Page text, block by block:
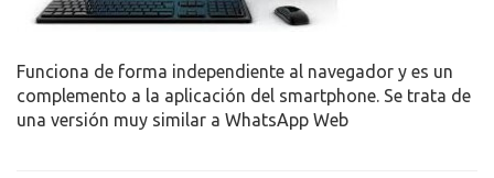
Funciona de forma independiente al navegador y es un
complemento a la aplicación del smartphone. Se trata de
una versión muy similar a WhatsApp Web